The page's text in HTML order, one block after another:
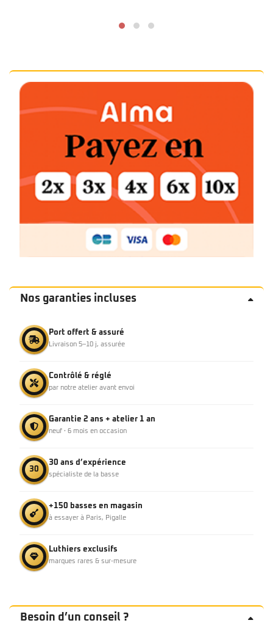
Nos garanties incluses
Port offert & assuré
Livraison 5–10 j, assurée
Contrôlé & réglé
par notre atelier avant envoi
Garantie 2 ans + atelier 1 an
neuf · 6 mois en occasion
30
30 ans d’expérience
spécialiste de la basse
+150 basses en magasin
à essayer à Paris, Pigalle
Luthiers exclusifs
marques rares & sur-mesure
Besoin d’un conseil ?